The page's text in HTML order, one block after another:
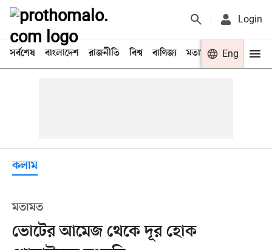
Login
সর্বশেষ বাংলাদেশ রাজনীতি বিশ্ব বাণিজ্য মতামত খেলা
Eng
কলাম
মতামত
ভোটের আমেজ থেকে দূর হোক